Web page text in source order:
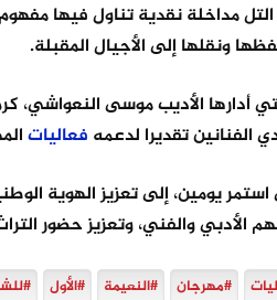
مداخلة نقدية تناول فيها
ونقلها إلى الأجيال المقبلة.
أدارها الأديب موسى النعواشي،
الفنانين تقديرا لدعمه فعاليات
يومين، إلى تعزيز الهوية
الأدبي والفني، وتعزيز حضور
#مهرجان #النعيمة #الأول